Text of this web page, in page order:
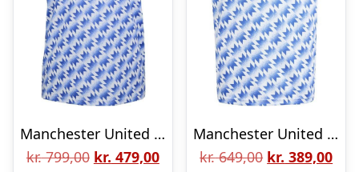
Manchester United Udebanetrøje 1990/92 – adidas, størrelse Small
kr.799,00 Den
kr. 479,00Den
Manchester United Udebanetrøje 1990/92 Børn – adidas, størrelse 140 cm
kr.649,00 Den
kr. 389,00Den